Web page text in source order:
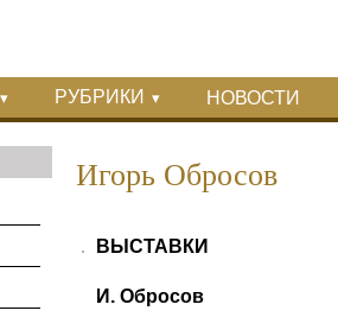
РУБРИКИ НОВОСТИ
Игорь Обросов
ВЫСТАВКИ
И. Обросов